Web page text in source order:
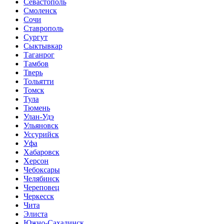
Смоленск
Сочи
Ставрополь
Сургут
Сыктывкар
Таганрог
Тамбов
Тверь
Тольятти
Томск
Тула
Тюмень
Улан-Удэ
Ульяновск
Уссурийск
Уфа
Хабаровск
Херсон
Чебоксары
Челябинск
Череповец
Черкесск
Чита
Элиста